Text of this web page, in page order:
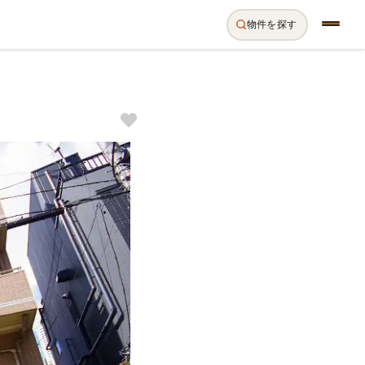
物件を探す